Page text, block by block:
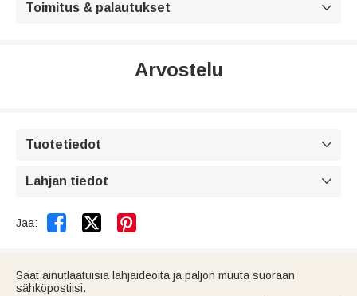
Toimitus & palautukset 
Arvostelu
Tuotetiedot 
Lahjan tiedot 
Jaa:  
Saat ainutlaatuisia lahjaideoita ja paljon muuta suoraan
sähköpostiisi.